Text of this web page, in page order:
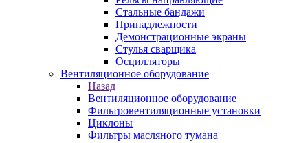
Стальные бандажи
Принадлежности
Демонстрационные экраны
Стулья сварщика
Осцилляторы
Вентиляционное оборудование
Назад
Вентиляционное оборудование
Фильтровентиляционные установки
Циклоны
Фильтры масляного тумана